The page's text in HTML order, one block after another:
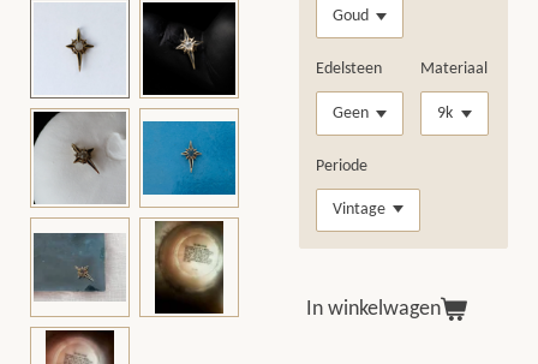
Edelsteen Materiaal
Periode
In winkelwagen